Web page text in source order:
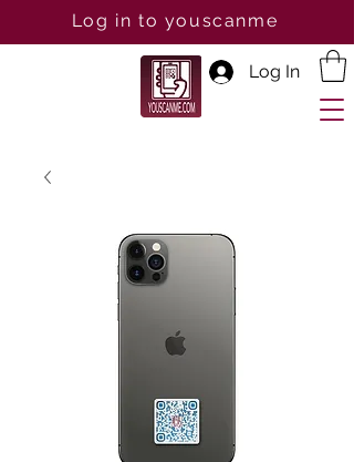
Log In
Log in to youscanme